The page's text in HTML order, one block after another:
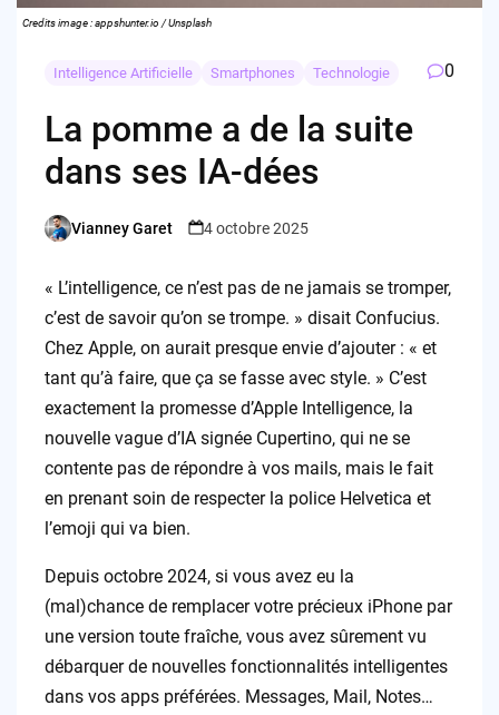
Credits image : appshunter.io / Unsplash
Intelligence Artificielle Smartphones Technologie 0
La pomme a de la suite
dans ses IA-dées
Posted
Vianney Garet 4 octobre 2025
« L’intelligence, ce n’est pas de ne jamais se tromper,
c’est de savoir qu’on se trompe. » disait Confucius.
Chez Apple, on aurait presque envie d’ajouter : « et
tant qu’à faire, que ça se fasse avec style. » C’est
exactement la promesse d’Apple Intelligence, la
nouvelle vague d’IA signée Cupertino, qui ne se
contente pas de répondre à vos mails, mais le fait
en prenant soin de respecter la police Helvetica et
l’emoji qui va bien.
Depuis octobre 2024, si vous avez eu la
(mal)chance de remplacer votre précieux iPhone par
une version toute fraîche, vous avez sûrement vu
débarquer de nouvelles fonctionnalités intelligentes
dans vos apps préférées. Messages, Mail, Notes…